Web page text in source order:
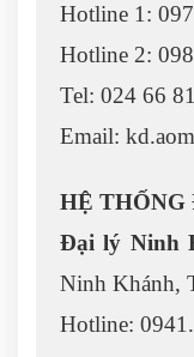
Hotline 1:
Hotline 2:
Tel: 024 66
Email:
HỆ
Đại lý Ninh
Ninh Khánh,
Hotline: